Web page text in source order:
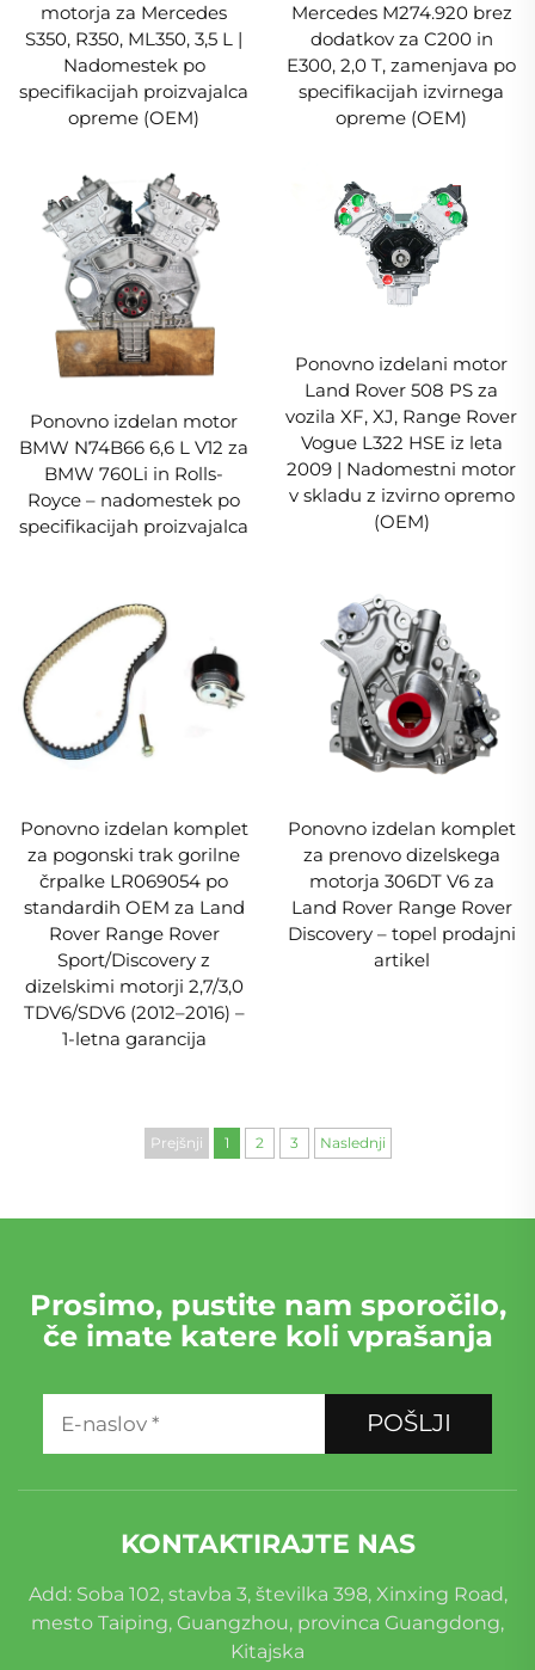
motorja za Mercedes
S350, R350, ML350, 3,5 L |
Nadomestek po
specifikacijah proizvajalca
opreme (OEM)
Mercedes M274.920 brez
dodatkov za C200 in
E300, 2,0 T, zamenjava po
specifikacijah izvirnega
opreme (OEM)
Ponovno izdelan motor
BMW N74B66 6,6 L V12 za
BMW 760Li in Rolls-
Royce – nadomestek po
specifikacijah proizvajalca
Ponovno izdelani motor
Land Rover 508 PS za
vozila XF, XJ, Range Rover
Vogue L322 HSE iz leta
2009 | Nadomestni motor
v skladu z izvirno opremo
(OEM)
Ponovno izdelan komplet
za pogonski trak gorilne
črpalke LR069054 po
standardih OEM za Land
Rover Range Rover
Sport/Discovery z
dizelskimi motorji 2,7/3,0
TDV6/SDV6 (2012–2016) –
1-letna garancija
Ponovno izdelan komplet
za prenovo dizelskega
motorja 306DT V6 za
Land Rover Range Rover
Discovery – topel prodajni
artikel
Prejšnji 1 2 3 Naslednji
Prosimo, pustite nam sporočilo,
če imate katere koli vprašanja
POŠLJI
KONTAKTIRAJTE NAS
Add: Soba 102, stavba 3, številka 398, Xinxing Road,
mesto Taiping, Guangzhou, provinca Guangdong,
Kitajska